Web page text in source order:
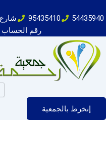
95435410
54435940
رقم الحساب الجاري :
إنخرط بالجمعية